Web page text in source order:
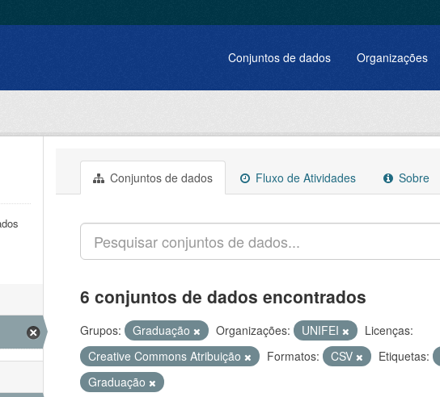
Conjuntos de dados Organizações
Conjuntos de dados Fluxo de Atividades Sobre
6 conjuntos de dados encontrados
Grupos: Graduação Organizações: UNIFEI
Licenças:
Creative Commons Atribuição
Formatos: CSV Etiquetas:
Graduação